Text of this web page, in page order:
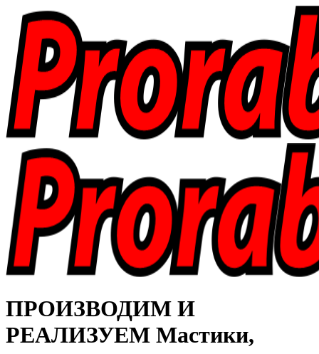
ПРОИЗВОДИМ И
РЕАЛИЗУЕМ Мастики,